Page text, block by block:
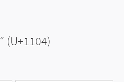
“ (U+1104)